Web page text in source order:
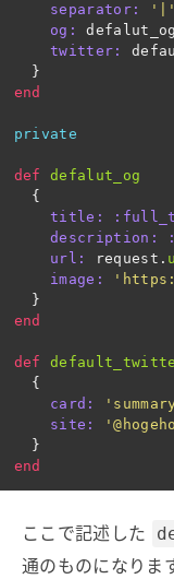
separator:
'|'
og: defalut_og
twitter:
}
end
private
def
defalut_og
{
title:
description:
url:
request .
image:
}
end
def
{
card:
site:
}
end
ここで記述した
通のものになりま